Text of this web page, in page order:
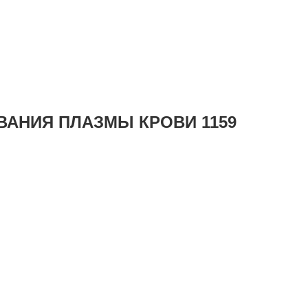
ПЛАЗМЫ КРОВИ 1159